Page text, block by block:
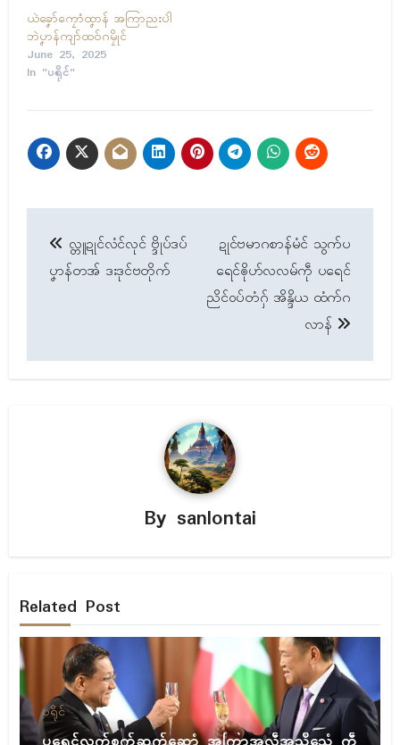
ယဲခၞော်ကၠောံထၞာန် အကြာညးပါဲ
ဘဲပၞာန်ကျာ်ထဝ်ဂမၠိုၚ်
June 25, 2025
In "ပရိုၚ်"
navigation
လ္တူဍုၚ်လံၚ်လုၚ် ဗ္ဒိုပ်ဒပ်
ပၞာန်တအ် ဒးဒုၚ်ဗတိုက်
ဍုၚ်ဗမာဂစာန်မံၚ် သွက်ပ
ရေၚ်ၜိုဟ်လလမ်ကဵု ပရေၚ်
ညိၚ်ဝပ်တံဂှ် အိန္ဒိယ ထံက်ဂ
လာန်
By sanlontai
Related Post
ပရိုၚ်